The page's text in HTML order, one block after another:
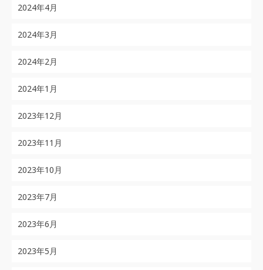
2024年4月
2024年3月
2024年2月
2024年1月
2023年12月
2023年11月
2023年10月
2023年7月
2023年6月
2023年5月